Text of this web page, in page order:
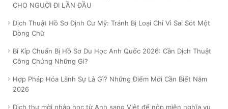
CHO NGUỜI ĐI LẦN ĐẦU
Dịch Thuật Hồ Sơ Định Cư Mỹ: Tránh Bị Loại Chỉ Vì Sai Sót Một
Dòng Chữ
Bí Kíp Chuẩn Bị Hồ Sơ Du Học Anh Quốc 2026: Cần Dịch Thuật
Công Chứng Những Gì?
Hợp Pháp Hóa Lãnh Sự Là Gì? Những Điểm Mới Cần Biết Năm
2026
Dịch thư mời nhập học từ Anh sang Việt để nộp miễn nghĩa vụ